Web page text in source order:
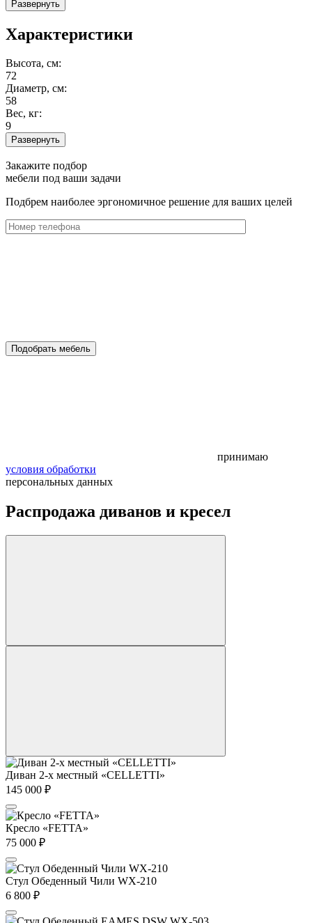
Развернуть
Характеристики
Высота, см:
72
Диаметр, см:
58
Вес, кг:
9
Развернуть
Закажите подбор
мебели под ваши задачи
Подбрем наиболее эргономичное решение для ваших целей
Подобрать мебель
принимаю
условия обработки
персональных данных
Распродажа диванов и кресел
Диван 2-х местный «CELLETTI»
145 000 ₽
Кресло «FETTA»
75 000 ₽
Стул Обеденный Чили WX-210
6 800 ₽